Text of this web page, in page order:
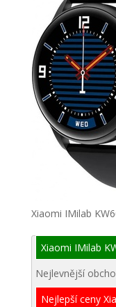
Xiaomi IMilab
Xiaomi IMilab
Nejlevnější
Nejlepší ceny